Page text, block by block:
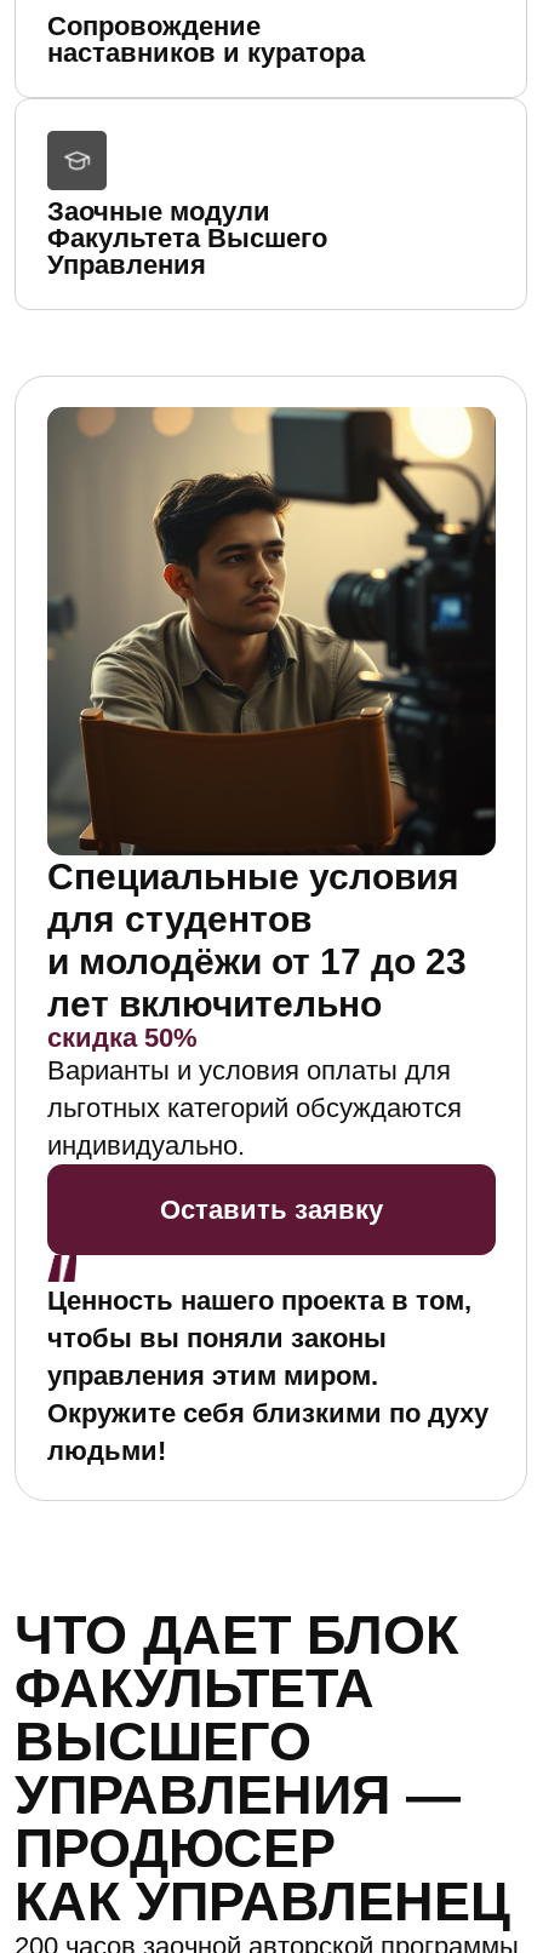
Узнать подробнее
Формат Факультета
Высшего Управления
Cамостоятельное прохождение
видеолекций
02.
Раз в 2 недели — онлайн-сессии
с преподавателями для
обсуждения пройденного
материала
Это делает продюсера не только
исполнителем,
но и архитектором смыслов,
способным мыслить
стратегически и и чувствовать
Цель нашего
Продюсер, в нашем понимании, —
это профессионал, который
сочетает в себе понимание
смыслов, ответственность
и способность запускать движение.
Мы учим видеть систему,
собирать команду
и выстраивать проект —
осознанно и стратегически